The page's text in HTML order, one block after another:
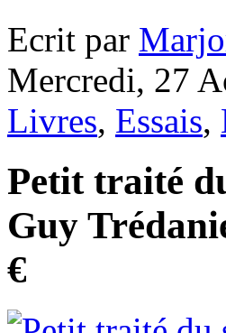
Ecrit par
Mercredi, 27
Livres, Essais,
Petit traité
Guy
€